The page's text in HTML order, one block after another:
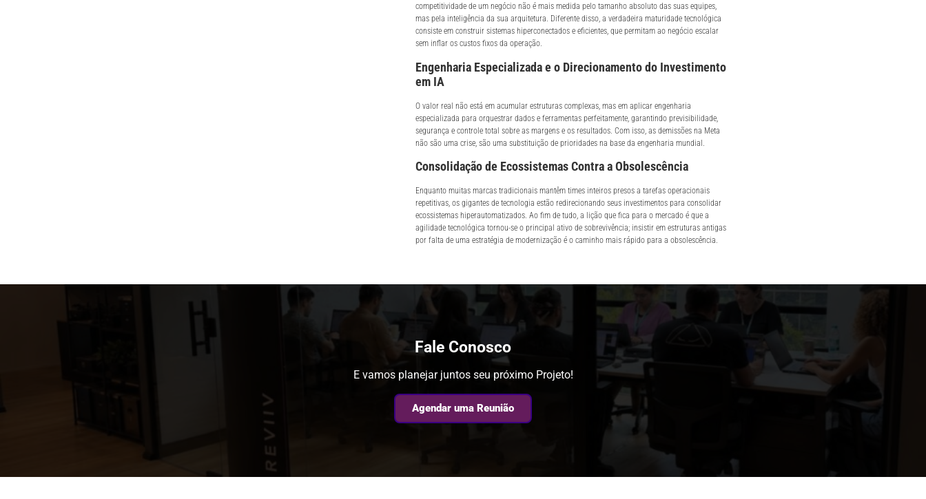
competitividade de um negócio não é mais medida pelo tamanho absoluto das suas equipes,
mas pela inteligência da sua arquitetura. Diferente disso, a verdadeira maturidade tecnológica
consiste em construir sistemas hiperconectados e eficientes, que permitam ao negócio escalar
sem inflar os custos fixos da operação.
Engenharia Especializada e o Direcionamento do Investimento
em IA
O valor real não está em acumular estruturas complexas, mas em aplicar engenharia
especializada para orquestrar dados e ferramentas perfeitamente, garantindo previsibilidade,
segurança e controle total sobre as margens e os resultados. Com isso, as demissões na Meta
não são uma crise, são uma substituição de prioridades na base da engenharia mundial.
Consolidação de Ecossistemas Contra a Obsolescência
Enquanto muitas marcas tradicionais mantêm times inteiros presos a tarefas operacionais
repetitivas, os gigantes de tecnologia estão redirecionando seus investimentos para consolidar
ecossistemas hiperautomatizados. Ao fim de tudo, a lição que fica para o mercado é que a
agilidade tecnológica tornou-se o principal ativo de sobrevivência; insistir em estruturas antigas
por falta de uma estratégia de modernização é o caminho mais rápido para a obsolescência.
Fale Conosco
E vamos planejar juntos seu próximo Projeto!
Agendar uma Reunião